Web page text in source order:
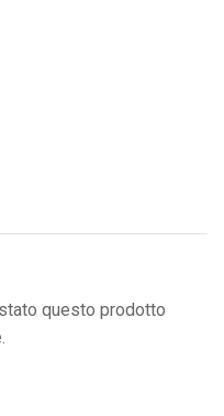
questo prodotto